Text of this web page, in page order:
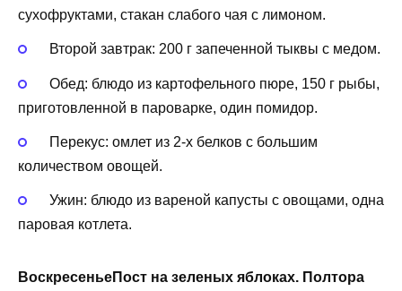
сухофруктами, стакан слабого чая с лимоном.
Второй завтрак: 200 г запеченной тыквы с медом.
Обед: блюдо из картофельного пюре, 150 г рыбы,
приготовленной в пароварке, один помидор.
Перекус: омлет из 2-х белков с большим
количеством овощей.
Ужин: блюдо из вареной капусты с овощами, одна
паровая котлета.
ВоскресеньеПост на зеленых яблоках. Полтора